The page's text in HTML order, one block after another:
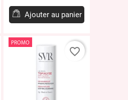
Ajouter au panier
PROMO
favorite_border